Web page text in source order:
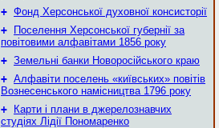
+ Фонд Херсонської духовної консисторії
+
Поселення Херсонської губернії за
повітовими алфавітами 1856 року
+ Земельні банки Новоросійського краю
+ Алфавіти поселень «київських» повітів
Вознесенського намісництва 1796 року
+
Карти і плани в джерелознавчих
студіях Лідії Пономаренко